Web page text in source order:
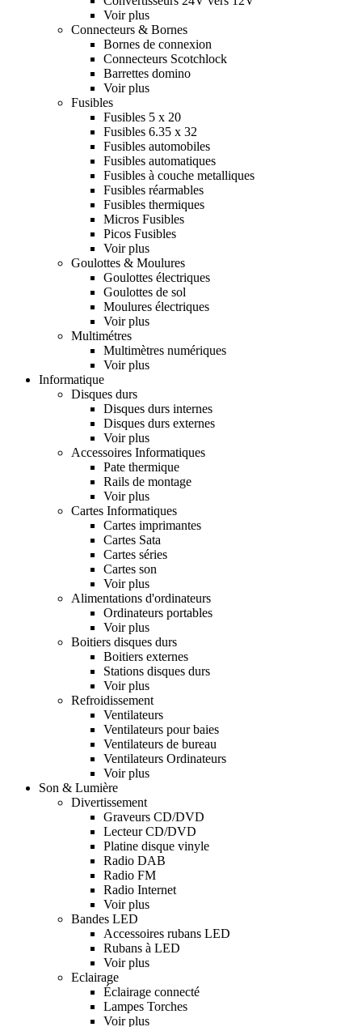
Voir plus
Connecteurs & Bornes
Bornes de connexion
Connecteurs Scotchlock
Barrettes domino
Voir plus
Fusibles
Fusibles 5 x 20
Fusibles 6.35 x 32
Fusibles automobiles
Fusibles automatiques
Fusibles à couche metalliques
Fusibles réarmables
Fusibles thermiques
Micros Fusibles
Picos Fusibles
Voir plus
Goulottes & Moulures
Goulottes électriques
Goulottes de sol
Moulures électriques
Voir plus
Multimétres
Multimètres numériques
Voir plus
Informatique
Disques durs
Disques durs internes
Disques durs externes
Voir plus
Accessoires Informatiques
Pate thermique
Rails de montage
Voir plus
Cartes Informatiques
Cartes imprimantes
Cartes Sata
Cartes séries
Cartes son
Voir plus
Alimentations d'ordinateurs
Ordinateurs portables
Voir plus
Boitiers disques durs
Boitiers externes
Stations disques durs
Voir plus
Refroidissement
Ventilateurs
Ventilateurs pour baies
Ventilateurs de bureau
Ventilateurs Ordinateurs
Voir plus
Son & Lumière
Divertissement
Graveurs CD/DVD
Lecteur CD/DVD
Platine disque vinyle
Radio DAB
Radio FM
Radio Internet
Voir plus
Bandes LED
Accessoires rubans LED
Rubans à LED
Voir plus
Eclairage
Éclairage connecté
Lampes Torches
Voir plus